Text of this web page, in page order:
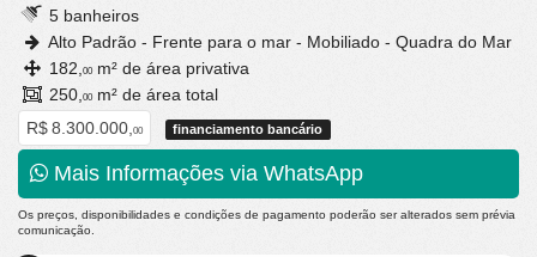
5 banheiros
Alto Padrão - Frente para o mar - Mobiliado - Quadra do Mar
182, 00 m² de área privativa
250, 00 m² de área total
R$ 8.300.000, 00 financiamento bancário
Mais Informações via WhatsApp
Os preços, disponibilidades e condições de pagamento poderão ser alterados sem prévia
comunicação.